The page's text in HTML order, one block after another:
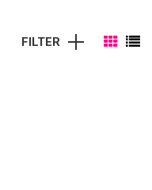
FILTER